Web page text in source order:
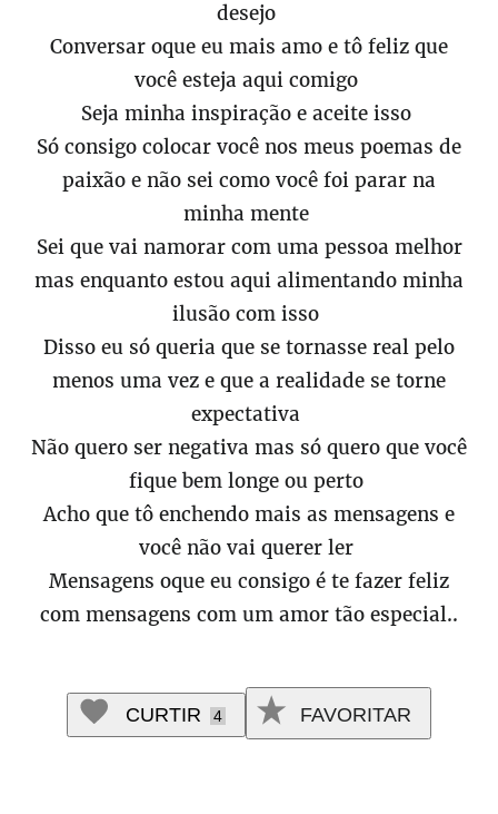
desejo
Conversar oque eu mais amo e tô feliz que
você esteja aqui comigo
Seja minha inspiração e aceite isso
Só consigo colocar você nos meus poemas de
paixão e não sei como você foi parar na
minha mente
Sei que vai namorar com uma pessoa melhor
mas enquanto estou aqui alimentando minha
ilusão com isso
Disso eu só queria que se tornasse real pelo
menos uma vez e que a realidade se torne
expectativa
Não quero ser negativa mas só quero que você
fique bem longe ou perto
Acho que tô enchendo mais as mensagens e
você não vai querer ler
Mensagens oque eu consigo é te fazer feliz
com mensagens com um amor tão especial..
CURTIR 4 FAVORITAR